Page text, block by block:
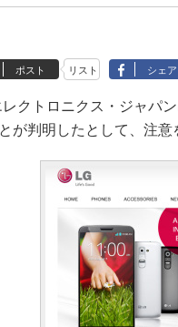
ポスト リスト シェア
クトロニクス・ジャパ
が判明したとして、注意